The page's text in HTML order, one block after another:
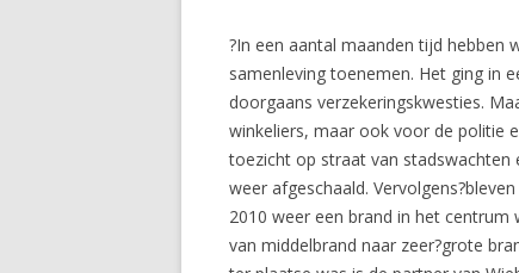
?In een aantal maanden tijd hebben
samenleving toenemen. Het ging in
doorgaans verzekeringskwesties.
winkeliers, maar ook voor de politie
toezicht op straat van
weer afgeschaald.
2010 weer een brand in het
van middelbrand naar zeer?grote